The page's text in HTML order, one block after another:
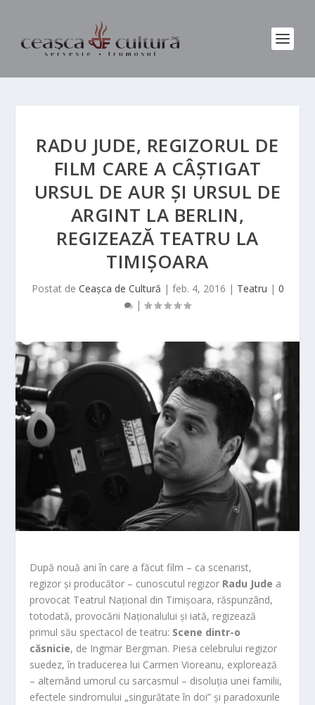
RADU JUDE, REGIZORUL DE
FILM CARE A CÂȘTIGAT
URSUL DE AUR ȘI URSUL DE
ARGINT LA BERLIN,
REGIZEAZĂ TEATRU LA
TIMIȘOARA
Postat de Ceașca de Cultură | feb. 4, 2016 | Teatru | 0
|
După nouă ani în care a făcut film – ca scenarist,
regizor și producător – cunoscutul regizor Radu Jude a
provocat Teatrul Național din Timișoara, răspunzând,
totodată, provocării Naționalului și iată, regizează
primul său spectacol de teatru: Scene dintr-o
căsnicie, de Ingmar Bergman. Piesa celebrului regizor
suedez, în traducerea lui Carmen Vioreanu, explorează
– alternând umorul cu sarcasmul – disoluția unei familii,
efectele sindromului „singurătate în doi” și paradoxurile